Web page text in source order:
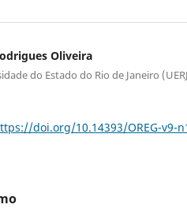
Oliveira
do Estado do Rio de Janeiro
doi.org/10.14393/OREG-v9-